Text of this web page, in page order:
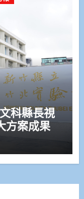
科縣長視
方案成果